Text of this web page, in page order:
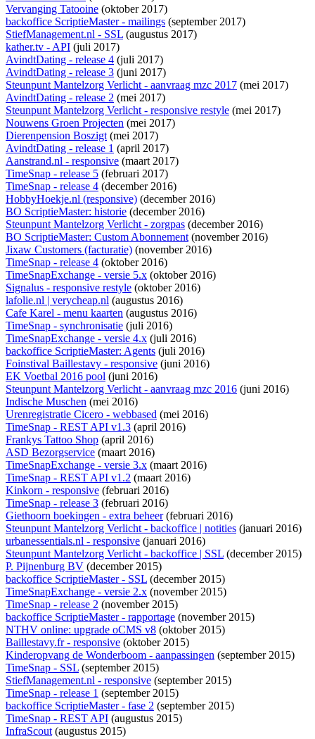
Vervanging Tatooine (oktober 2017)
backoffice ScriptieMaster - mailings (september 2017)
StiefManagement.nl - SSL (augustus 2017)
kather.tv - API (juli 2017)
AvindtDating - release 4 (juli 2017)
AvindtDating - release 3 (juni 2017)
Steunpunt Mantelzorg Verlicht - aanvraag mzc 2017 (mei 2017)
AvindtDating - release 2 (mei 2017)
Steunpunt Mantelzorg Verlicht - responsive restyle (mei 2017)
Nouwens Groen Projecten (mei 2017)
Dierenpension Boszigt(mei 2017)
AvindtDating - release 1 (april 2017)
Aanstrand.nl - responsive (maart 2017)
TimeSnap - release 5 (februari 2017)
TimeSnap - release 4 (december 2016)
HobbyHoekje.nl (responsive) (december 2016)
BO ScriptieMaster: historie (december 2016)
Steunpunt Mantelzorg Verlicht - zorgpas (december 2016)
BO ScriptieMaster: Custom Abonnement(november 2016)
Jixaw Customers (facturatie) (november 2016)
TimeSnap - release 4 (oktober 2016)
TimeSnapExchange - versie 5.x (oktober 2016)
Signalus - responsive restyle (oktober 2016)
lafolie.nl | verycheap.nl (augustus 2016)
Cafe Karel - menu kaarten (augustus 2016)
TimeSnap - synchronisatie (juli 2016)
TimeSnapExchange - versie 4.x (juli 2016)
backoffice ScriptieMaster: Agents (juli 2016)
Foinstival Baillestavy - responsive (juni 2016)
EK Voetbal 2016 pool (juni 2016)
Steunpunt Mantelzorg Verlicht - aanvraag mzc 2016 (juni 2016)
Indische Muschen (mei 2016)
Urenregistratie Cicero - webbased (mei 2016)
TimeSnap - REST API v1.3 (april 2016)
Frankys Tattoo Shop (april 2016)
ASD Bezorgservice (maart 2016)
TimeSnapExchange - versie 3.x (maart 2016)
TimeSnap - REST API v1.2 (maart 2016)
Kinkorn - responsive (februari 2016)
TimeSnap - release 3 (februari 2016)
Giethoorn boekingen - extra beheer(februari 2016)
Steunpunt Mantelzorg Verlicht - backoffice | notities (januari 2016)
urbanessentials.nl - responsive (januari 2016)
Steunpunt Mantelzorg Verlicht - backoffice | SSL (december 2015)
P. Pijnenburg BV (december 2015)
backoffice ScriptieMaster - SSL (december 2015)
TimeSnapExchange - versie 2.x (november 2015)
TimeSnap - release 2 (november 2015)
backoffice ScriptieMaster - rapportage (november 2015)
NTHV online: upgrade oCMS v8 (oktober 2015)
Baillestavy.fr - responsive (oktober 2015)
Kinderopvang de Wonderboom - aanpassingen (september 2015)
TimeSnap - SSL (september 2015)
StiefManagement.nl - responsive (september 2015)
TimeSnap - release 1 (september 2015)
backoffice ScriptieMaster - fase 2 (september 2015)
TimeSnap - REST API (augustus 2015)
InfraScout(augustus 2015)